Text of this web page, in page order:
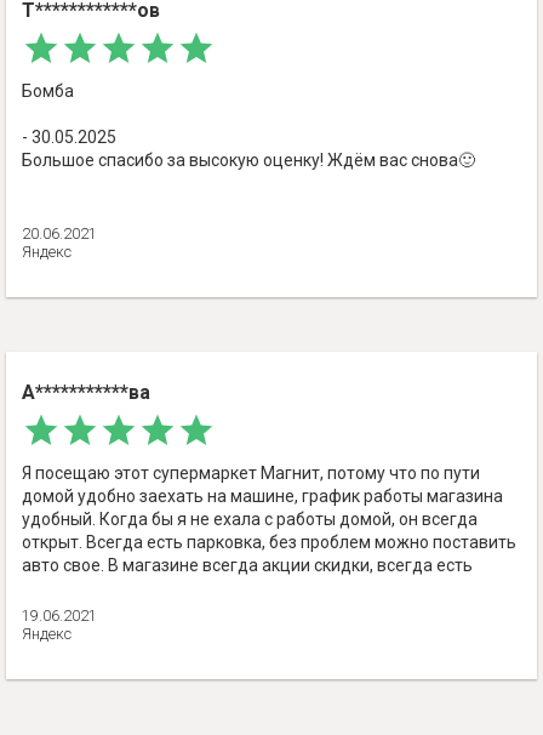
Т************ов
Бомба
- 30.05.2025
Большое спасибо за высокую оценку! Ждём вас снова🙂
20.06.2021
Яндекс
А***********ва
Я посещаю этот супермаркет Магнит, потому что по пути
домой удобно заехать на машине, график работы магазина
удобный. Когда бы я не ехала с работы домой, он всегда
открыт. Всегда есть парковка, без проблем можно поставить
авто свое. В магазине всегда акции скидки, всегда есть
- 30.05.2025
19.06.2021
Яндекс